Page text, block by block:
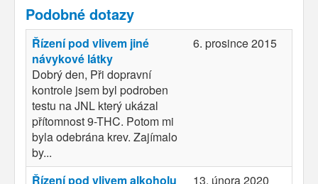
Podobné dotazy
Řízení pod vlivem jiné
návykové látky
Dobrý den, Při dopravní
kontrole jsem byl podroben
testu na JNL který ukázal
přítomnost 9-THC. Potom mi
byla odebrána krev. Zajímalo
by...
6. prosince 2015
Řízení pod vlivem alkoholu 13. února 2020